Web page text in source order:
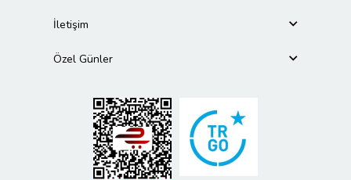
İletişim
Özel Günler